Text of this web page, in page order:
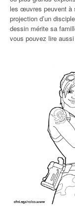
les œuvres peuvent à
projection d’un
dessin mérite sa
vous pouvez lire